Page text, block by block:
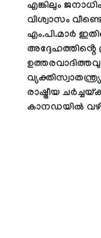
എങ്കിലും
വിശ്വാസം
എം.പി.മാർ
അദ്ദേഹത്തിൻ്റെ
രാഷ്ട്രീയ
കാനഡയിൽ